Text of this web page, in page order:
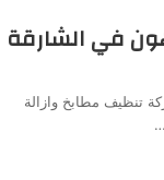
في الشارقة
تنظيف مطابخ وازالة